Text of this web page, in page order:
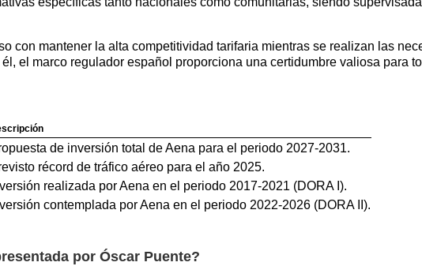
con mantener la alta competitividad tarifaria mientras se realizan las
el marco regulador español proporciona una certidumbre valiosa para
de inversión total de Aena para el periodo 2027-2031.
récord de tráfico aéreo para el año 2025.
realizada por Aena en el periodo 2017-2021 (DORA I).
contemplada por Aena en el periodo 2022-2026 (DORA II).
por Óscar Puente?